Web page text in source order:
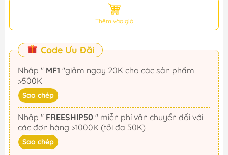
Thêm vào giỏ
Code Ưu Đãi
Nhập " MF1
>500K
Sao chép
Nhập " FREESHIP50
các đơn hàng >1000K (tối đa 50K)
Sao chép